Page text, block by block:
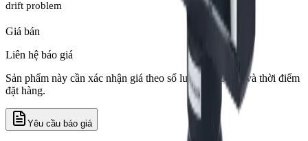
drift problem
Giá bán
Liên hệ báo giá
Sản phẩm này cần xác nhận giá theo số lượng, tồn kho và thời điểm
đặt hàng.
Yêu cầu báo giá